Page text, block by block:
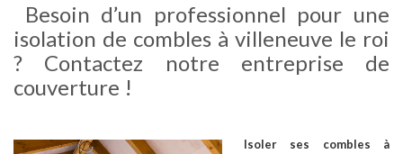
Besoin d’un professionnel pour une
isolation de combles à villeneuve le roi
? Contactez notre entreprise de
couverture !
Isoler ses combles à